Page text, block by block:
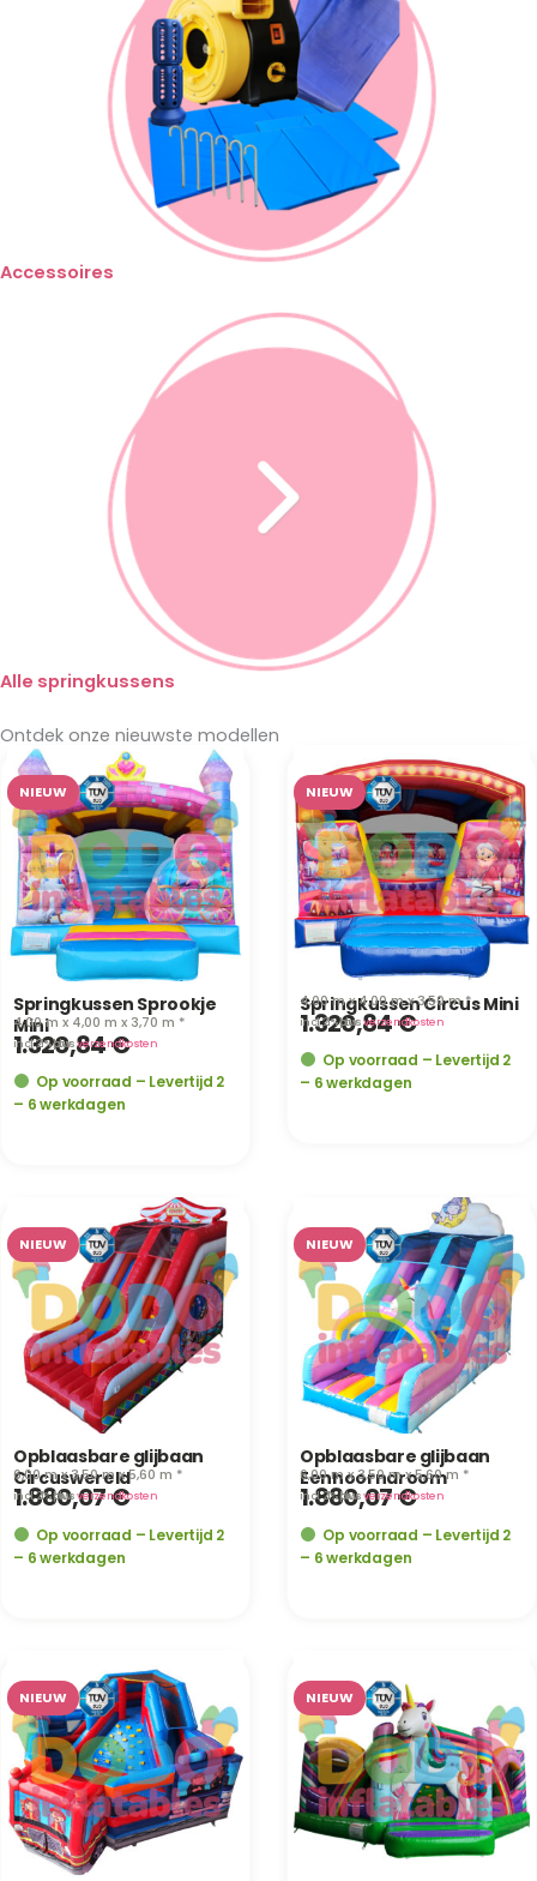
Accessoires
Alle springkussens
Ontdek onze nieuwste modellen
NIEUW
Springkussen Sprookje
Mini
4,00 m x 4,00 m x 3,70 m *
1.320,84€
incl. 21% btw
· plusverzendkosten
Op voorraad – Levertijd 2
– 6 werkdagen
NIEUW
Springkussen Circus Mini
4,00 m x 4,00 m x 3,50 m *
1.320,84€
incl. 21% btw
· plusverzendkosten
Op voorraad – Levertijd 2
– 6 werkdagen
NIEUW
Opblaasbare glijbaan
Circuswereld
6,00 m x 3,50 m x 5,60 m *
1.880,07€
incl. 21% btw
· plusverzendkosten
Op voorraad – Levertijd 2
– 6 werkdagen
NIEUW
Opblaasbare glijbaan
Eenhoorndroom
6,00 m x 3,50 m x 5,60 m *
1.880,07€
incl. 21% btw
· plusverzendkosten
Op voorraad – Levertijd 2
– 6 werkdagen
NIEUW NIEUW